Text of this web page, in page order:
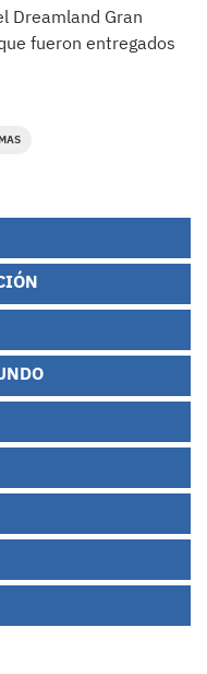
Dreamland Gran
fueron entregados